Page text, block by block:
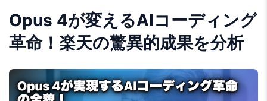
Opus 4が変えるAIコーディング
革命！楽天の驚異的成果を分析